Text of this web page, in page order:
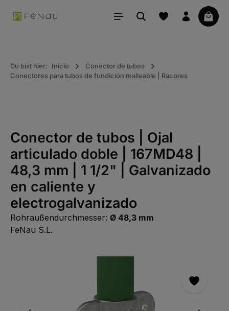
principal La
Du bist hier: Inicio
Conector de tubos
Conectores para tubos de fundición malleable | Racores
Conector de tubos | Ojal
articulado doble | 167MD48 |
48,3 mm | 1 1/2" | Galvanizado
en caliente y
electrogalvanizado
Rohraußendurchmesser: Ø 48,3 mm
FeNau S.L.